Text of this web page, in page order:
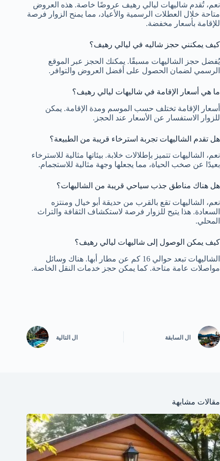
نعم، تُقدم شاليهات ليالي رهيف عروضًا خاصة. هذه العروض
متاحة خلال العطلات الرسمية والأعياد، مما يمنح الزوار فرصة
للإقامة بأسعار مخفضة.
كيف يمكنني حجز شاليه في ليالي رهيف؟
يُفضل حجز الشاليهات مسبقًا. يمكنك الحجز عبر الموقع
الرسمي لضمان الحصول على أفضل العروض والتوافر.
ما هي أسعار الإقامة في شاليهات ليالي رهيف؟
أسعار الإقامة تختلف حسب الموسم ومدة الإقامة. يمكن
للزوار الاستفسار عن الأسعار عند الحجز.
هل تقدم الشاليهات تجربة استرخاء قريبة من الطبيعة؟
نعم، الشاليهات تتميز بإطلالات خلابة. بيئاتها مثالية للاسترخاء
بعيدًا عن صخب الحياة، مما يجعلها وجهة مثالية للاستجمام.
هل هناك مناطق جذب سياحي قريبة من الشاليهات؟
نعم، الشاليهات تقع بالقرب من حديقة أبو خيال ومنتزه
السعادة. هذا يتيح للزوار فرصة لاستكشاف الثقافة والتراث
المحلي.
كيف يمكن الوصول إلى شاليهات ليالي رهيف؟
الشاليهات تبعد حوالي 16 كم عن مطار أبها. هناك وسائل
مواصلات عامة متاحة. كما يمكن حجز خدمات النقل الخاصة.
ال السابقة ال التالية
مقالات مشابهة